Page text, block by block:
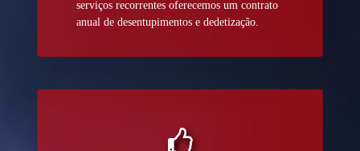
serviços recorrentes oferecemos um contrato
anual de desentupimentos e dedetização.